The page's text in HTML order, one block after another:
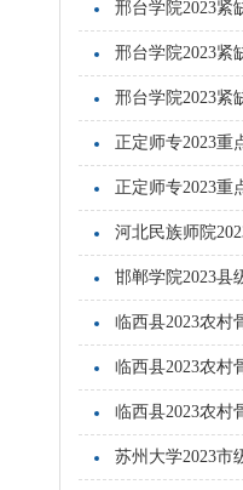
邢台学院2023紧
邢台学院2023紧
邢台学院2023紧
正定师专2023重
正定师专2023重
河北民族师院
邯郸学院2023县
临西县2023农村
临西县2023农村
临西县2023农村
苏州大学2023市